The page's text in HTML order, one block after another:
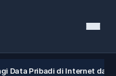
Menu
di Internet dari Hacker